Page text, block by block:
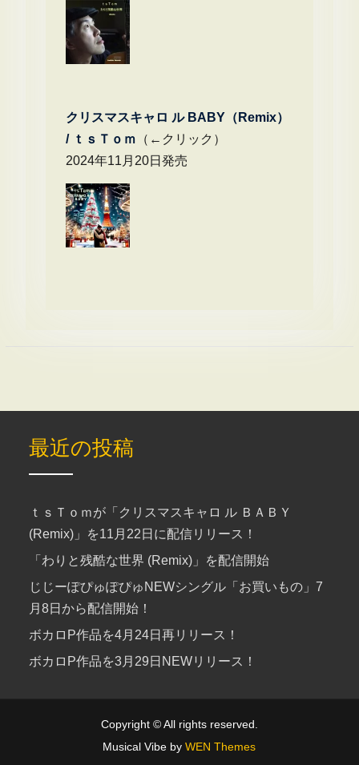
クリスマスキャロ ル BABY（Remix）
/ ｔｓＴｏｍ （←クリック）
2024年11月20日発売
最近の投稿
ｔｓＴｏｍが「クリスマスキャロ ル ＢＡＢＹ
(Remix)」を11月22日に配信リリース！
「わりと残酷な世界 (Remix)」を配信開始
じじーぽぴゅぽぴゅNEWシングル「お買いもの」7
月8日から配信開始！
ボカロP作品を4月24日再リリース！
ボカロP作品を3月29日NEWリリース！
Copyright © All rights reserved.
Musical Vibe byWEN Themes